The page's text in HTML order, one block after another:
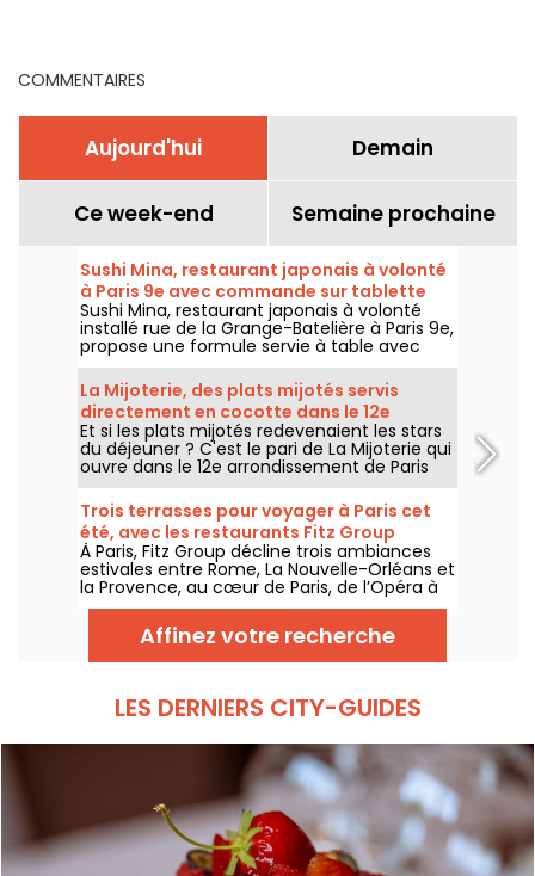
COMMENTAIRES
Aujourd'hui Demain
Ce week-end Semaine prochaine
Sushi Mina, restaurant japonais à volonté
à Paris 9e avec commande sur tablette
Sushi Mina, restaurant japonais à volonté
installé rue de la Grange-Batelière à Paris 9e,
propose une formule servie à table avec
commande sur tablette. Sushis, makis,
gyozas, brochettes et plats préparés à la
demande sont proposés midi et soir, du
mardi au dimanche.
La Mijoterie, des plats mijotés servis
directement en cocotte dans le 12e
arrondissement
Et si les plats mijotés redevenaient les stars
du déjeuner ? C'est le pari de La Mijoterie qui
ouvre dans le 12e arrondissement de Paris
avec une cuisine de longue cuisson
imaginée par le chef Augustin Garnier et
servie directement dans des cocottes.
Trois terrasses pour voyager à Paris cet
été, avec les restaurants Fitz Group
À Paris, Fitz Group décline trois ambiances
estivales entre Rome, La Nouvelle-Orléans et
la Provence, au cœur de Paris, de l’Opéra à
la Tour Eiffel. Chaque adresse, grâce à sa
terrasse, offre une escale à part entière,
sans quitter la capitale .
Affinez votre recherche
LES DERNIERS CITY-GUIDES